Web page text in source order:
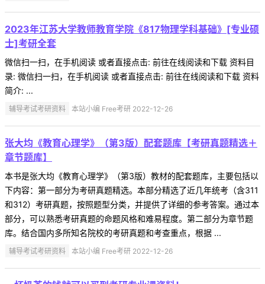
2023年江苏大学教师教育学院《817物理学科基础》[专业硕
士]考研全套
微信扫一扫，在手机阅读 或者直接点击: 前往在线阅读和下载 资料目
录: 微信扫一扫，在手机阅读 或者直接点击: 前往在线阅读和下载 资料
简介: ...
辅导考试考研资料 本站小编 Free考研 2022-12-26
张大均《教育心理学》（第3版）配套题库【考研真题精选＋
章节题库】
本书是张大均《教育心理学》（第3版）教材的配套题库，主要包括以
下内容：第一部分为考研真题精选。本部分精选了近几年统考（含311
和312）考研真题，按照题型分类，并提供了详细的参考答案。通过本
部分，可以熟悉考研真题的命题风格和难易程度。第二部分为章节题
库。结合国内多所知名院校的考研真题和考查重点，根据 ...
辅导考试考研资料 本站小编 Free考研 2022-12-26